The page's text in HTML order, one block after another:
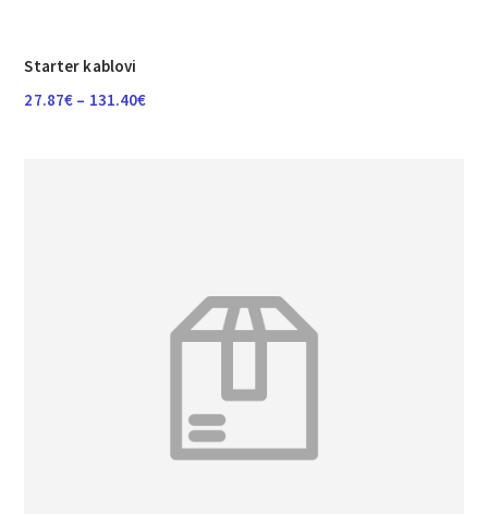
Starter kablovi
27.87€ – 131.40€Raspon